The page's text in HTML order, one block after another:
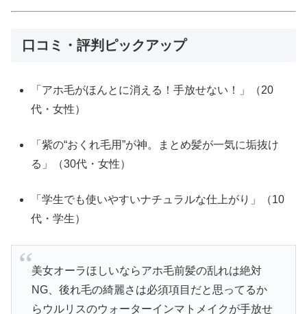
口コミ・評判ピックアップ
「アホ毛がほんとに消える！手放せない！」（20
代・女性）
「紫の“おくれ毛用”が神。まとめ髪が一気に垢抜け
る」（30代・女性）
「学生でも使いやすいナチュラルな仕上がり」（10
代・学生）
美女オーラほしいならアホ毛前髪の乱れは絶対
NG、後れ毛の綺麗さは必須項目だと思ってるか
らウルリスのウォーターインマトメイクが手放せ